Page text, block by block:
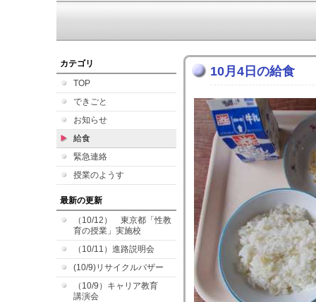
カテゴリ
TOP
できごと
お知らせ
給食
緊急連絡
授業のようす
最新の更新
（10/12） 東京都「性教
育の授業」実施校
（10/11）進路説明会
(10/9)リサイクルバザー
（10/9）キャリア教育
講演会
10月4日の給食